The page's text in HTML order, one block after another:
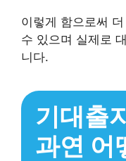
이렇게 함으로써
수 있으며 실제로
니다.
기대출
과연 어